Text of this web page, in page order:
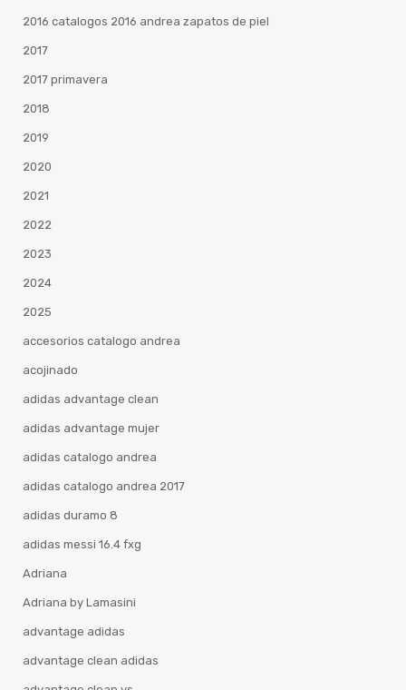
2016 catalogos 2016 andrea zapatos de piel
2017
2017 primavera
2018
2019
2020
2021
2022
2023
2024
2025
accesorios catalogo andrea
acojinado
adidas advantage clean
adidas advantage mujer
adidas catalogo andrea
adidas catalogo andrea 2017
adidas duramo 8
adidas messi 16.4 fxg
Adriana
Adriana by Lamasini
advantage adidas
advantage clean adidas